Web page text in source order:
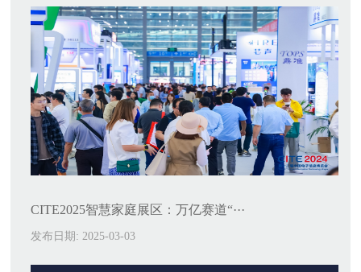
CITE2025智慧家庭展区：万亿赛道“···
发布日期: 2025-03-03